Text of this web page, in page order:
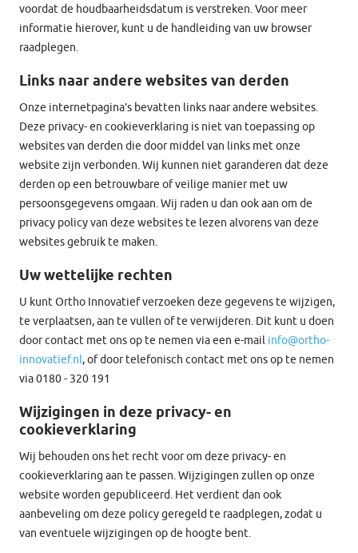
voordat de houdbaarheidsdatum is verstreken. Voor meer
informatie hierover, kunt u de handleiding van uw browser
raadplegen.
Links naar andere websites van derden
Onze internetpagina’s bevatten links naar andere websites.
Deze privacy- en cookieverklaring is niet van toepassing op
websites van derden die door middel van links met onze
website zijn verbonden. Wij kunnen niet garanderen dat deze
derden op een betrouwbare of veilige manier met uw
persoonsgegevens omgaan. Wij raden u dan ook aan om de
privacy policy van deze websites te lezen alvorens van deze
websites gebruik te maken.
Uw wettelijke rechten
U kunt Ortho Innovatief verzoeken deze gegevens te wijzigen,
te verplaatsen, aan te vullen of te verwijderen. Dit kunt u doen
door contact met ons op te nemen via een e-mail info@ortho-
innovatief.nl, of door telefonisch contact met ons op te nemen
via 0180 - 320 191
Wijzigingen in deze privacy- en
cookieverklaring
Wij behouden ons het recht voor om deze privacy- en
cookieverklaring aan te passen. Wijzigingen zullen op onze
website worden gepubliceerd. Het verdient dan ook
aanbeveling om deze policy geregeld te raadplegen, zodat u
van eventuele wijzigingen op de hoogte bent.